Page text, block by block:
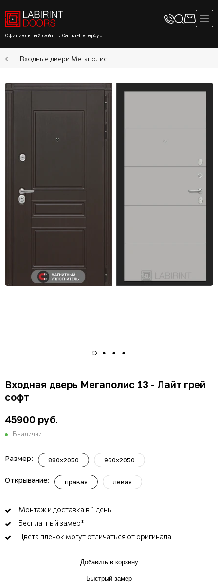
Официальный сайт, г. Санкт-Петербург
Входные двери Мегаполис
Входная дверь Мегаполис 13 - Лайт грей
софт
45900 руб.
В наличии
Размер: 880x2050 960x2050
Открывание: правая левая
Монтаж и доставка в 1 день
Бесплатный замер*
Цвета пленок могут отличаться от оригинала
Добавить в корзину
Быстрый замер